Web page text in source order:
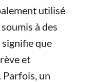
utilisé
à des
que
et
un